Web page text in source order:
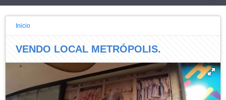
Inicio
VENDO LOCAL METRÓPOLIS.